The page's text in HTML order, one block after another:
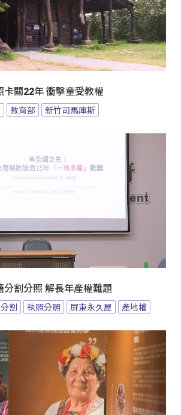
卡關22年 衝擊童受教權
教育部 新竹司馬庫斯
分割分照 解長年產權難題
割 執照分照 屏東永久屋 產地權